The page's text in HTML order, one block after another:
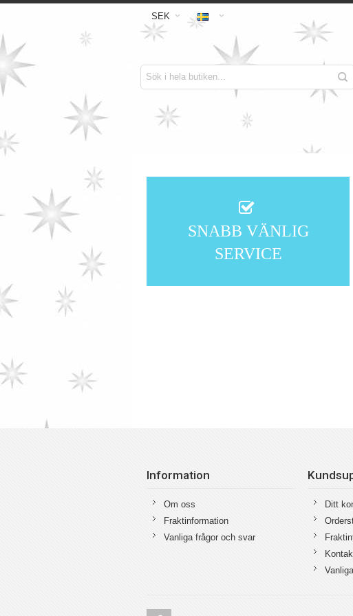
SEK
SNABB VÄNLIG
SERVICE
Information
Om oss
Fraktinformation
Vanliga frågor och svar
Ditt